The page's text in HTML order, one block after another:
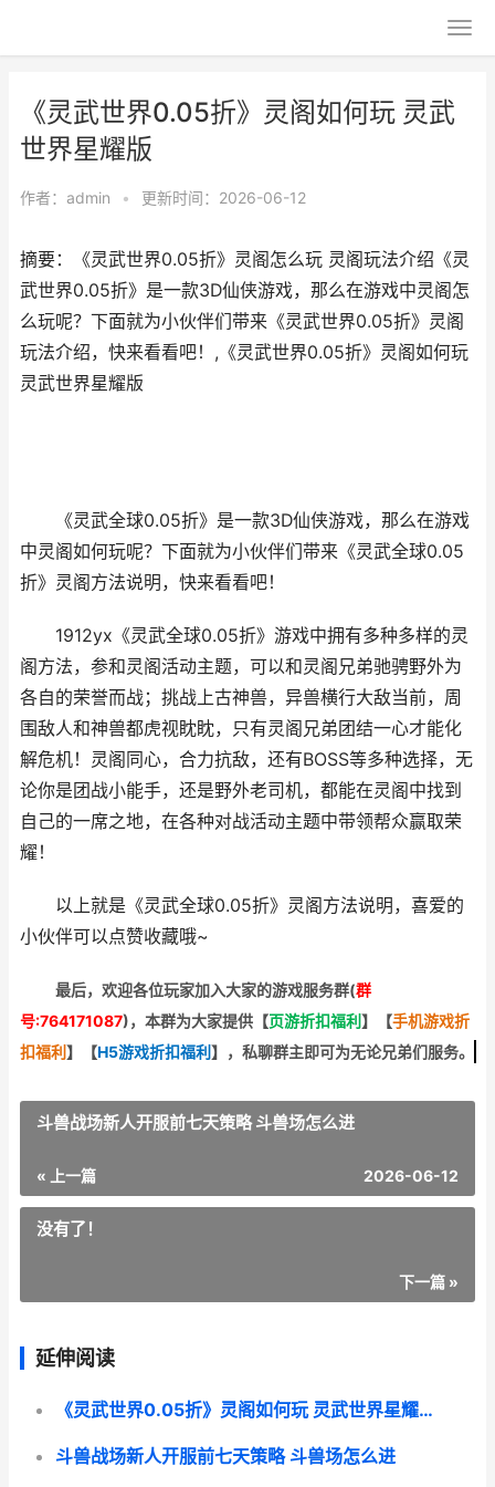
《灵武世界0.05折》灵阁如何玩 灵武
世界星耀版
作者： admin • 更新时间：2026-06-12
摘要：《灵武世界0.05折》灵阁怎么玩 灵阁玩法介绍《灵
武世界0.05折》是一款3D仙侠游戏，那么在游戏中灵阁怎
么玩呢？下面就为小伙伴们带来《灵武世界0.05折》灵阁
玩法介绍，快来看看吧！,《灵武世界0.05折》灵阁如何玩
灵武世界星耀版
《灵武全球0.05折》是一款3D仙侠游戏，那么在游戏
中灵阁如何玩呢？下面就为小伙伴们带来《灵武全球0.05
折》灵阁方法说明，快来看看吧！
1912yx《灵武全球0.05折》游戏中拥有多种多样的灵
阁方法，参和灵阁活动主题，可以和灵阁兄弟驰骋野外为
各自的荣誉而战；挑战上古神兽，异兽横行大敌当前，周
围敌人和神兽都虎视眈眈，只有灵阁兄弟团结一心才能化
解危机！灵阁同心，合力抗敌，还有BOSS等多种选择，无
论你是团战小能手，还是野外老司机，都能在灵阁中找到
自己的一席之地，在各种对战活动主题中带领帮众赢取荣
耀！
以上就是《灵武全球0.05折》灵阁方法说明，喜爱的
小伙伴可以点赞收藏哦~
最后，欢迎各位玩家加入大家的游戏服务群(群
号:764171087)，本群为大家提供【页游折扣福利 】 【手机游戏折
扣福利 】 【H5游戏折扣福利 】 ，私聊群主即可为无论兄弟们服务。
斗兽战场新人开服前七天策略 斗兽场怎么进
« 上一篇 2026-06-12
没有了！
下一篇 »
延伸阅读
《灵武世界0.05折》灵阁如何玩 灵武世界星耀版
斗兽战场新人开服前七天策略 斗兽场怎么进